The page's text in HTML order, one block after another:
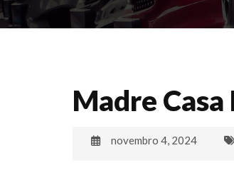
Madre
novembro 4, 2024